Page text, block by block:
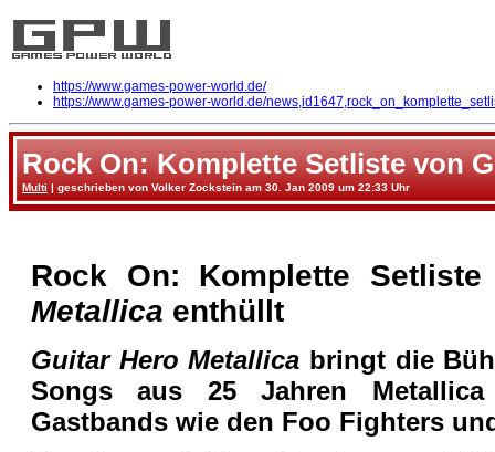
https://www.games-power-world.de/
https://www.games-power-world.de/
Rock On: Komplette Setliste von
Multi | geschrieben von Volker Zockstein am 30. Jan 2009 um 22:33 Uhr
Rock On: Komplette
Metallica enthüllt
Guitar Hero Metallica bringt die
Songs aus 25 Jahren
Gastbands wie den Foo Fighters